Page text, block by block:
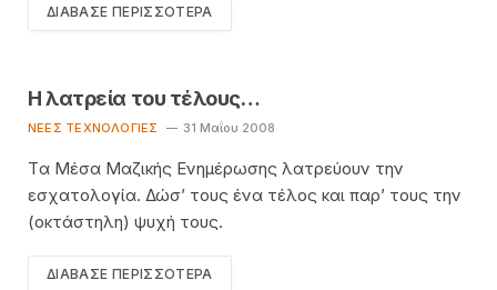
ΔΙΆΒΑΣΕ ΠΕΡΙΣΣΌΤΕΡΑ
Η λατρεία του τέλους…
ΝΈΕΣ ΤΕΧΝΟΛΟΓΊΕΣ 31 Μαΐου 2008
Tα Μέσα Μαζικής Ενημέρωσης λατρεύουν την
εσχατολογία. Δώσ’ τους ένα τέλος και παρ’ τους την
(οκτάστηλη) ψυχή τους.
ΔΙΆΒΑΣΕ ΠΕΡΙΣΣΌΤΕΡΑ